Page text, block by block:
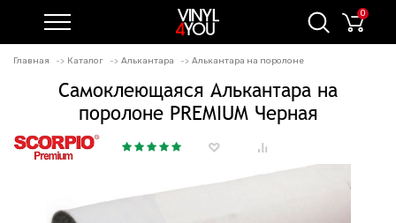
0
Главная Каталог Алькантара Алькантара на поролоне
Самоклеющаяся Алькантара на
поролоне PREMIUM Черная